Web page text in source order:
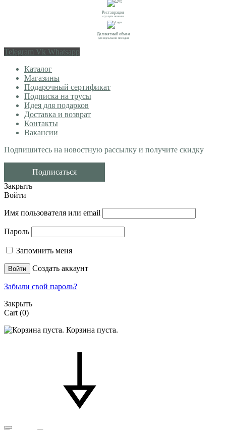
Реставрация
и услуги пошива
Деликатный обмен
для идеальной посадки
Telegram Vk Whatsapp
Каталог
Магазины
Подарочный сертификат
Подписка на трусы
Идея для подарков
Доставка и возврат
Контакты
Вакансии
Подпишитесь на новостную рассылку и получите скидку
Подписаться
Закрыть
Войти
Имя пользователя или email
Пароль
Запомнить меня
Войти Создать аккаунт
Забыли свой пароль?
Закрыть
Cart(0)
Корзина пуста.